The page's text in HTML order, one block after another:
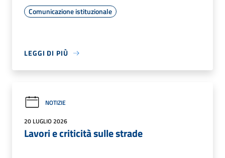
Comunicazione istituzionale
LEGGI DI PIÙ
NOTIZIE
20 LUGLIO 2026
Lavori e criticità sulle strade